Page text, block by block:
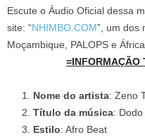
Escute o Áudio Oficial dessa
site: “NHIMBO.COM”, um dos
Moçambique, PALOPS e
=INFORMAÇÃO
Nome do artista: Zeno
Título da música: Dodo
Estilo: Afro Beat